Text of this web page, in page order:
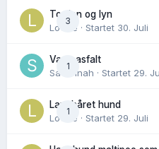
3
Torden og lyn
Lovise · Startet 30. Juli
1
Varm asfalt
Savannah · Startet 29.
1
Langhåret hund
Lovise · Startet 29. Juli